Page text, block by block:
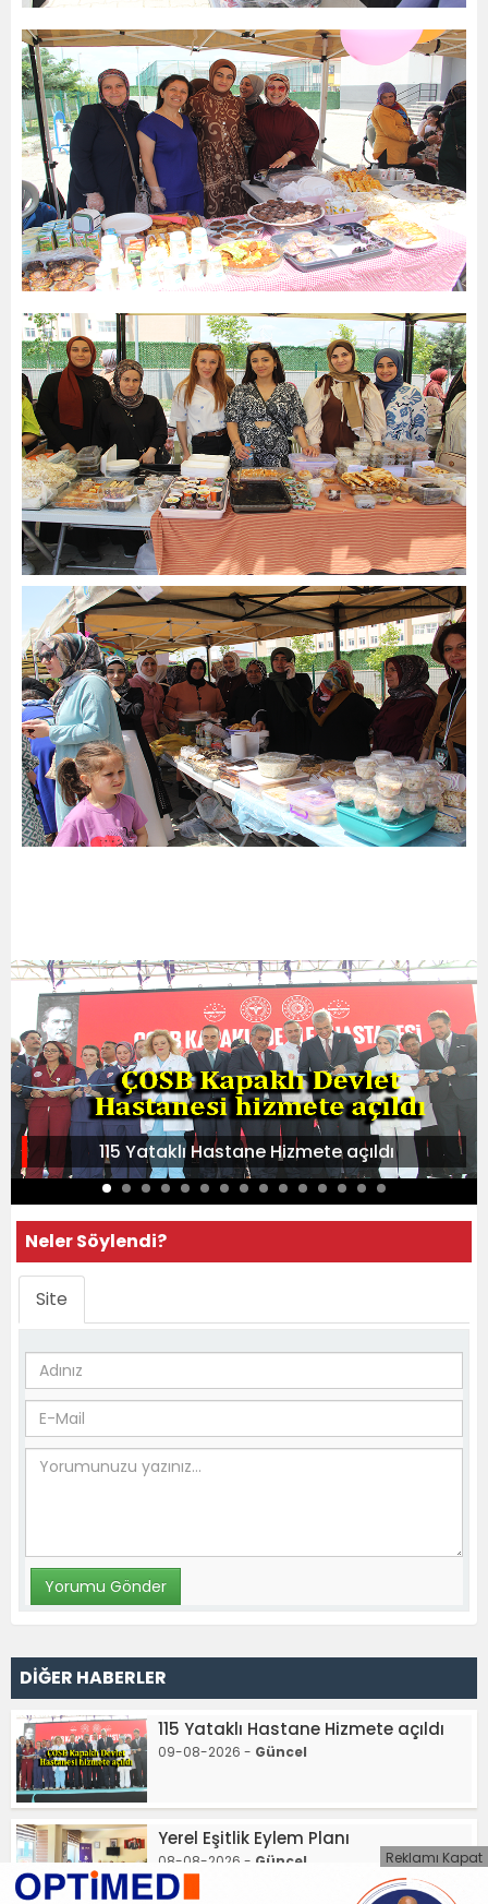
115 Yataklı Hastane Hizmete açıldı
Neler Söylendi?
Site
DİĞER HABERLER
115 Yataklı Hastane Hizmete açıldı
09-08-2026 - Güncel
Yerel Eşitlik Eylem Planı
08-08-2026 - Güncel Reklamı Kapat